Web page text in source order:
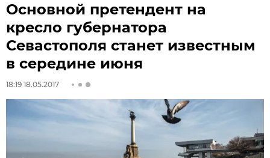
Основной претендент на
кресло губернатора
Севастополя станет известным
в середине июня
18:19 18.05.2017